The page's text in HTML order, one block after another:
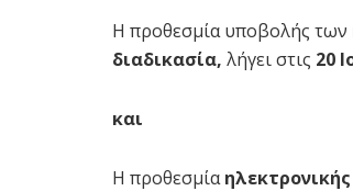
Η προθεσμία υποβολής των
διαδικασία, λήγει στις 20
και
Η προθεσμία